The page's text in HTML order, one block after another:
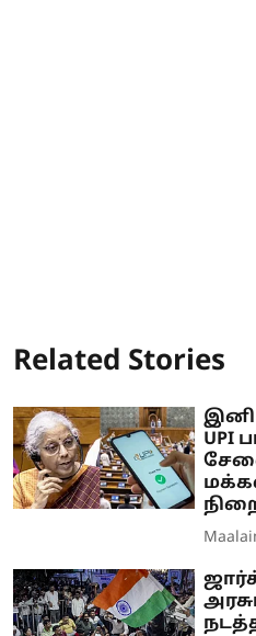
Related Stories
இனி
UPI